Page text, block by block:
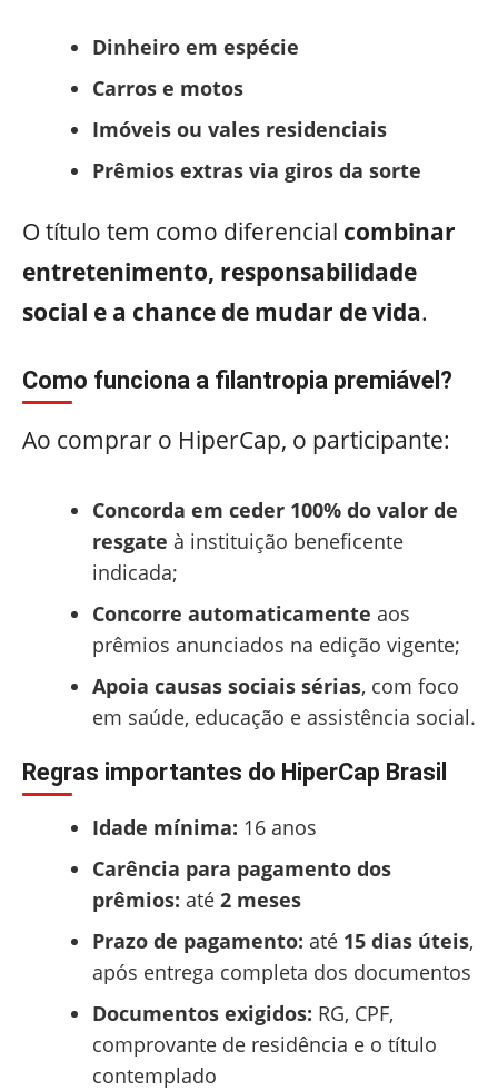
Dinheiro em espécie
Carros e motos
Imóveis ou vales residenciais
Prêmios extras via giros da sorte
O título tem como diferencial combinar
entretenimento, responsabilidade
social e a chance de mudar de vida.
Como funciona a filantropia premiável?
Ao comprar o HiperCap, o participante:
Concorda em ceder 100% do valor de
resgate à instituição beneficente
indicada;
Concorre automaticamente aos
prêmios anunciados na edição vigente;
Apoia causas sociais sérias, com foco
em saúde, educação e assistência social.
Regras importantes do HiperCap Brasil
Idade mínima: 16 anos
Carência para pagamento dos
prêmios: até 2 meses
Prazo de pagamento: até 15 dias úteis,
após entrega completa dos documentos
Documentos exigidos: RG, CPF,
comprovante de residência e o título
contemplado